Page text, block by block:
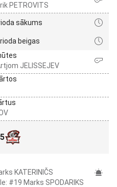
PETROVITS
sākums
beigas
JELISSEJEV
5
KATERINIČS
#19 Marks SPODARIKS